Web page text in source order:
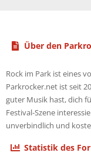
Über den
Rock im Park ist eines
Parkrocker.net ist seit
guter Musik hast, dich
Festival-Szene
unverbindlich und
Statistik des